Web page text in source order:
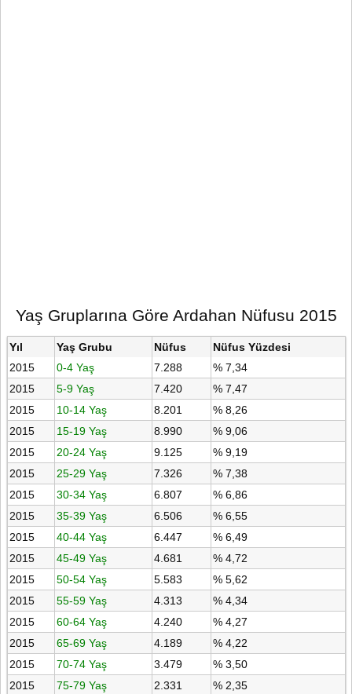
Yaş Gruplarına Göre Ardahan Nüfusu 2015
Yıl Yaş Grubu Nüfus
Nüfus Yüzdesi
2015
0-4 Yaş 7.288
% 7,34
2015
5-9 Yaş 7.420
% 7,47
2015
10-14 Yaş 8.201
% 8,26
2015
15-19 Yaş 8.990
% 9,06
2015
20-24 Yaş 9.125
% 9,19
2015
25-29 Yaş 7.326
% 7,38
2015
30-34 Yaş 6.807
% 6,86
2015
35-39 Yaş 6.506
% 6,55
2015
40-44 Yaş 6.447
% 6,49
2015
45-49 Yaş 4.681
% 4,72
2015
50-54 Yaş 5.583
% 5,62
2015
55-59 Yaş 4.313
% 4,34
2015
60-64 Yaş 4.240
% 4,27
2015
65-69 Yaş 4.189
% 4,22
2015
70-74 Yaş 3.479
% 3,50
2015
75-79 Yaş 2.331 % 2,35